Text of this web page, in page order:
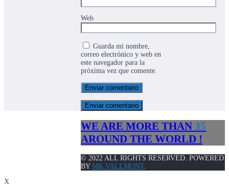
Web
Guarda mi nombre,
correo electrónico y web en
este navegador para la
próxima vez que comente.
Enviar comentario
WE ARE MORE THAN 35
AROUND THE WORLD !
© 2022 ALL RIGHTS RESERVED. POWERED
BY MK VALLMONT.
X